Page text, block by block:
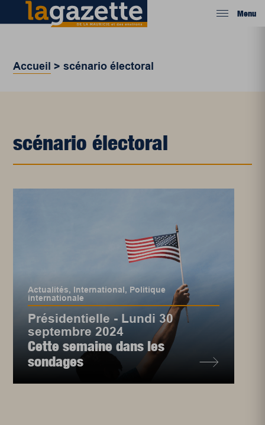
Menu
Accueil >scénario électoral
scénario électoral
Actualités, International, Politique
internationale
Présidentielle - Lundi 30
septembre 2024
Cette semaine dans les
sondages